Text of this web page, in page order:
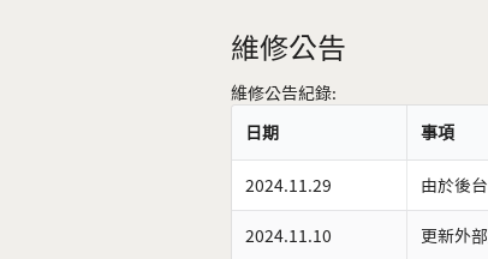
維修公告
維修公告紀錄:
日期
事項
2024.11.29 由於後
2024.11.10 更新外